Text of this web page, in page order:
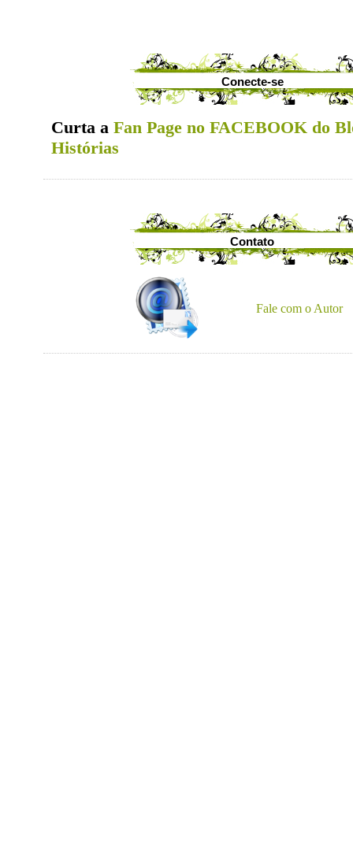
Conecte-se
Curta a Fan Page no FACEBOOK do
Histórias
Contato
Fale com o Autor